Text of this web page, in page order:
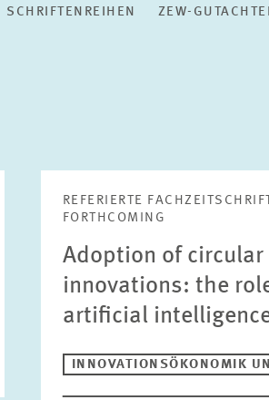
SCHRIFTENREIHEN ZEW-
REFERIERTE
FORTHCOMING
Adoption of circular
innovations: the
artificial
INNOVATIONSÖKONOMIK